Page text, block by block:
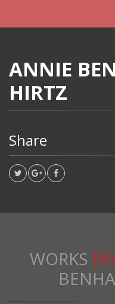
ANNIE
HIRTZ
Share
WORKS